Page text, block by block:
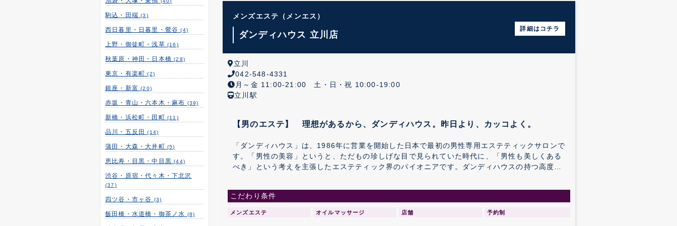
メンズエステ （メンエス）
ダンディハウス 立川店
詳細はコチラ
立川
042-548-4331
月～金 11:00-21:00 土・日・祝 10:00-19:00
立川駅
【男のエステ】 理想があるから、ダンディハウス。昨日より、カッコよく。
「ダンディハウス」は、1986年に営業を開始した日本で最初の男性専用エステティックサロンで
す。「男性の美容」というと、ただもの珍しげな目で見られていた時代に、「男性も美しくある
べき」という考えを主張したエステティック界のパイオニアです。ダンディハウスの持つ高度な
こだわり条件
メンズエステ オイルマッサージ 店舗 予約制
駒込・田端(3)
西日暮里・日暮里・鶯谷(4)
上野・御徒町・浅草 (16)
秋葉原・神田・日本橋(28)
東京・有楽町(2)
銀座・新富(20)
赤坂・青山・六本木・麻布 (39)
新橋・浜松町・田町 (11)
品川・五反田(14)
蒲田・大森・大井町 (5)
恵比寿・目黒・中目黒(44)
渋谷・原宿・代々木・下北沢
(37)
四ツ谷・市ヶ谷 (3)
飯田橋・水道橋・御茶ノ水 (8)